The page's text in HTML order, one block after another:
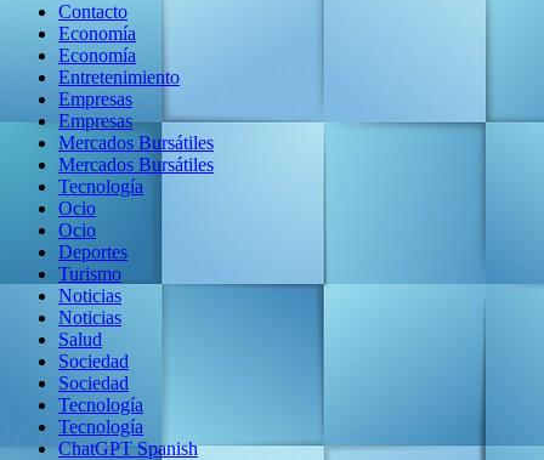
Contacto
Economía
Economía
Entretenimiento
Empresas
Empresas
Mercados Bursátiles
Mercados Bursátiles
Tecnología
Ocio
Ocio
Deportes
Turismo
Noticias
Noticias
Salud
Sociedad
Sociedad
Tecnología
Tecnología
ChatGPT Spanish